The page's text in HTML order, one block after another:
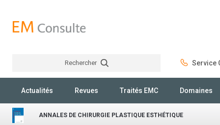
Rechercher Service
Actualités Revues Traités EMC Domaines
ANNALES DE CHIRURGIE PLASTIQUE ESTHÉTIQUE